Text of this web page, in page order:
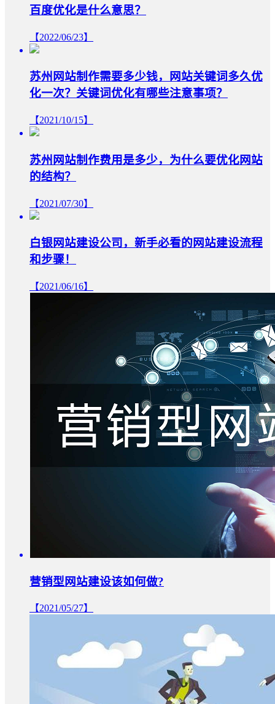
百度优化是什么意思？
【2022/06/23】
苏州网站制作需要多少钱，网站关键词多久优
化一次？关键词优化有哪些注意事项？
【2021/10/15】
苏州网站制作费用是多少，为什么要优化网站
的结构？
【2021/07/30】
白银网站建设公司，新手必看的网站建设流程
和步骤！
【2021/06/16】
营销型网站建设该如何做?
【2021/05/27】